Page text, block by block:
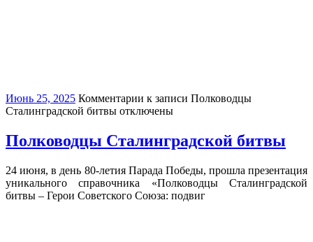
Июнь 25, 2025 Комментарии к записи Полководцы
Сталинградской битвы отключены
Полководцы Сталинградской битвы
24 июня, в день 80-летия Парада Победы, прошла презентация
уникального справочника «Полководцы Сталинградской
битвы – Герои Советского Союза: подвиг